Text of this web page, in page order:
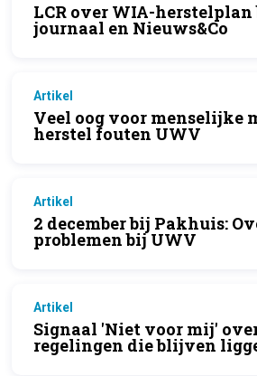
LCR over WIA-herstelplan
journaal en Nieuws&Co
Artikel
Veel oog voor menselijke
herstel fouten UWV
Artikel
2 december bij Pakhuis:
problemen bij UWV
Artikel
Signaal 'Niet voor mij'
regelingen die blijven